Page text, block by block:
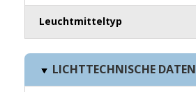
Leuchtmitteltyp
LICHTTECHNISCHE DATEN